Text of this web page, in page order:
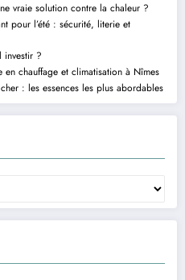
vraie solution contre la chaleur ?
pour l’été : sécurité, literie et
investir ?
chauffage et climatisation à Nîmes
: les essences les plus abordables